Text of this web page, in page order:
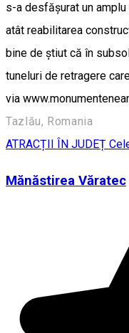
s-a desfășurat un
atât reabilitarea
bine de știut că în
tuneluri de retragere
via
Tazlău, Romania
ATRACȚII ÎN JUDEȚ
Mănăstirea Văratec